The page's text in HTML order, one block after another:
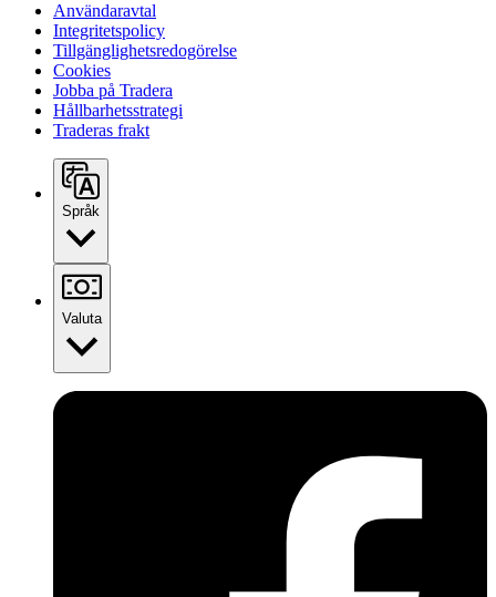
Användaravtal
Integritetspolicy
Tillgänglighetsredogörelse
Cookies
Jobba på Tradera
Hållbarhetsstrategi
Traderas frakt
Språk
Valuta